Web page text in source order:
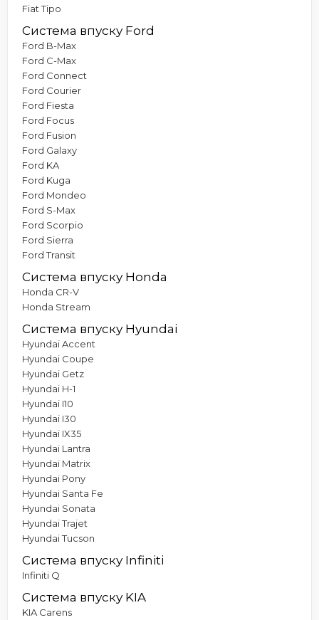
Fiat Tipo
Система впуску Ford
Ford B-Max
Ford C-Max
Ford Connect
Ford Courier
Ford Fiesta
Ford Focus
Ford Fusion
Ford Galaxy
Ford KA
Ford Kuga
Ford Mondeo
Ford S-Max
Ford Scorpio
Ford Sierra
Ford Transit
Система впуску Honda
Honda CR-V
Honda Stream
Система впуску Hyundai
Hyundai Accent
Hyundai Coupe
Hyundai Getz
Hyundai H-1
Hyundai I10
Hyundai I30
Hyundai IX35
Hyundai Lantra
Hyundai Matrix
Hyundai Pony
Hyundai Santa Fe
Hyundai Sonata
Hyundai Trajet
Hyundai Tucson
Система впуску Infiniti
Infiniti Q
Система впуску KIA
KIA Carens